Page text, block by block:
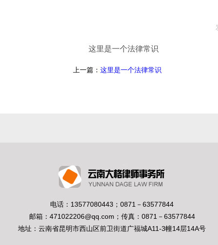
这里是一个法律常识
上一篇： 这里是一个法律常识
电话：13577080443；0871－63577844
邮箱：471022206@qq.com；传真：0871－63577844
地址：云南省昆明市西山区前卫街道广福城A11-3幢14层14A号